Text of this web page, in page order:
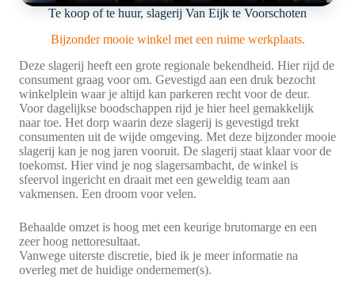
Te koop of te huur, slagerij Van Eijk te Voorschoten
Bijzonder mooie winkel met een ruime werkplaats.
Deze slagerij heeft een grote regionale bekendheid. Hier rijd de
consument graag voor om. Gevestigd aan een druk bezocht
winkelplein waar je altijd kan parkeren recht voor de deur.
Voor dagelijkse boodschappen rijd je hier heel gemakkelijk
naar toe. Het dorp waarin deze slagerij is gevestigd trekt
consumenten uit de wijde omgeving. Met deze bijzonder mooie
slagerij kan je nog jaren vooruit. De slagerij staat klaar voor de
toekomst. Hier vind je nog slagersambacht, de winkel is
sfeervol ingericht en draait met een geweldig team aan
vakmensen. Een droom voor velen.
Behaalde omzet is hoog met een keurige brutomarge en een
zeer hoog nettoresultaat.
Vanwege uiterste discretie, bied ik je meer informatie na
overleg met de huidige ondernemer(s).